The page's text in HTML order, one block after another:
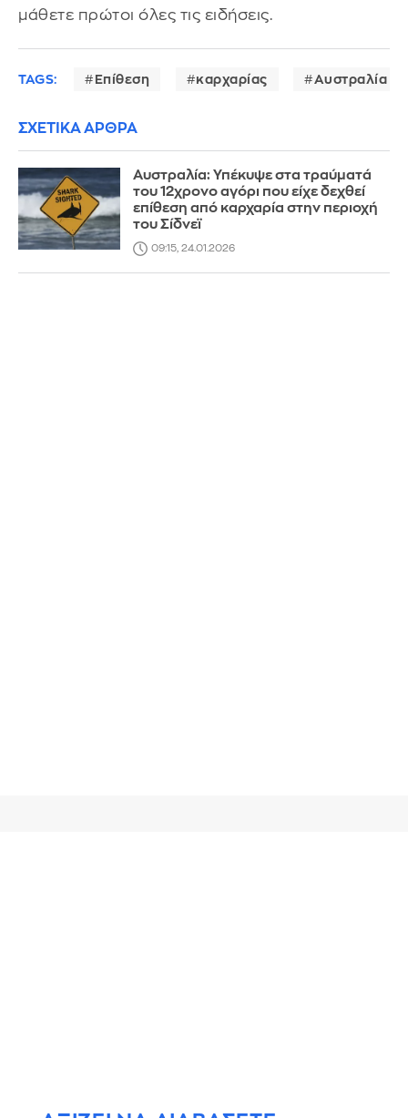
μάθετε πρώτοι όλες τις ειδήσεις.
TAGS: Επίθεση καρχαρίας Αυστραλία
ΣΧΕΤΙΚΑ ΑΡΘΡΑ
Αυστραλία: Υπέκυψε στα τραύματά
του 12χρονο αγόρι που είχε δεχθεί
επίθεση από καρχαρία στην περιοχή
του Σίδνεϊ
09:15, 24.01.2026